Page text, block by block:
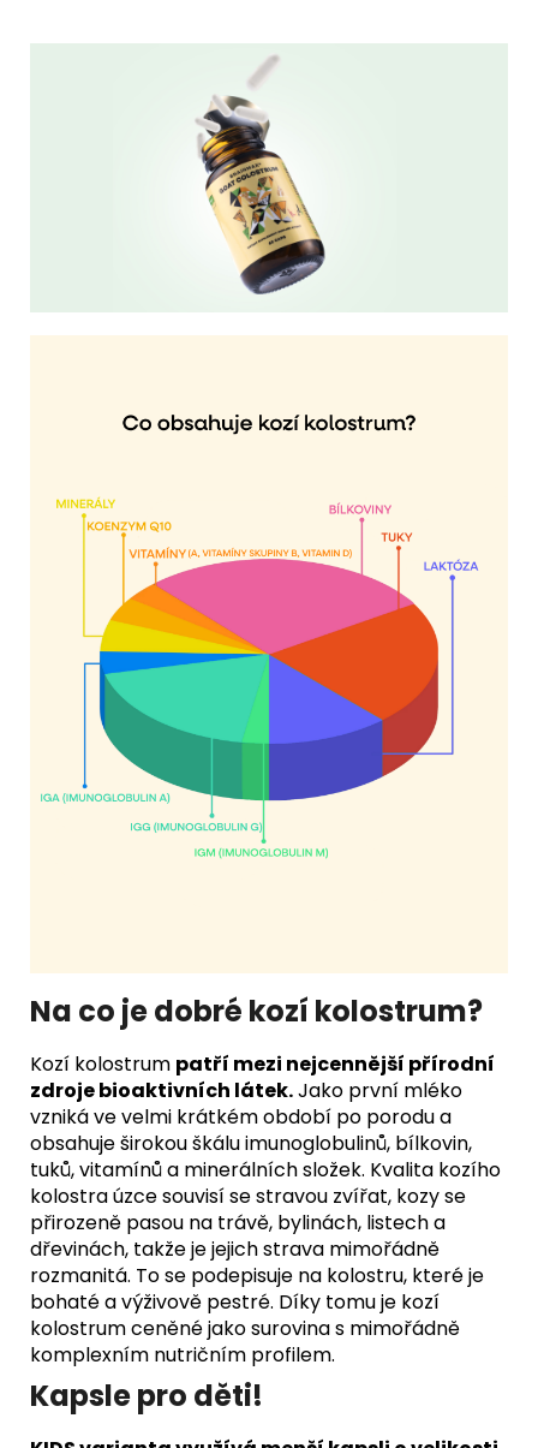
Na co je dobré kozí kolostrum?
Kozí kolostrum patří mezi nejcennější přírodní
zdroje bioaktivních látek.Jako první mléko
vzniká ve velmi krátkém období po porodu a
obsahuje širokou škálu imunoglobulinů, bílkovin,
tuků, vitamínů a minerálních složek. Kvalita kozího
kolostra úzce souvisí se stravou zvířat, kozy se
přirozeně pasou na trávě, bylinách, listech a
dřevinách, takže je jejich strava mimořádně
rozmanitá. To se podepisuje na kolostru, které je
bohaté a výživově pestré. Díky tomu je kozí
kolostrum ceněné jako surovina s mimořádně
komplexním nutričním profilem.
Kapsle pro děti!